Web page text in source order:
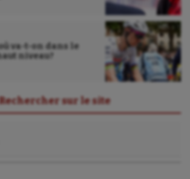
où va-t-on dans le
niveau?
Rechercher sur le site